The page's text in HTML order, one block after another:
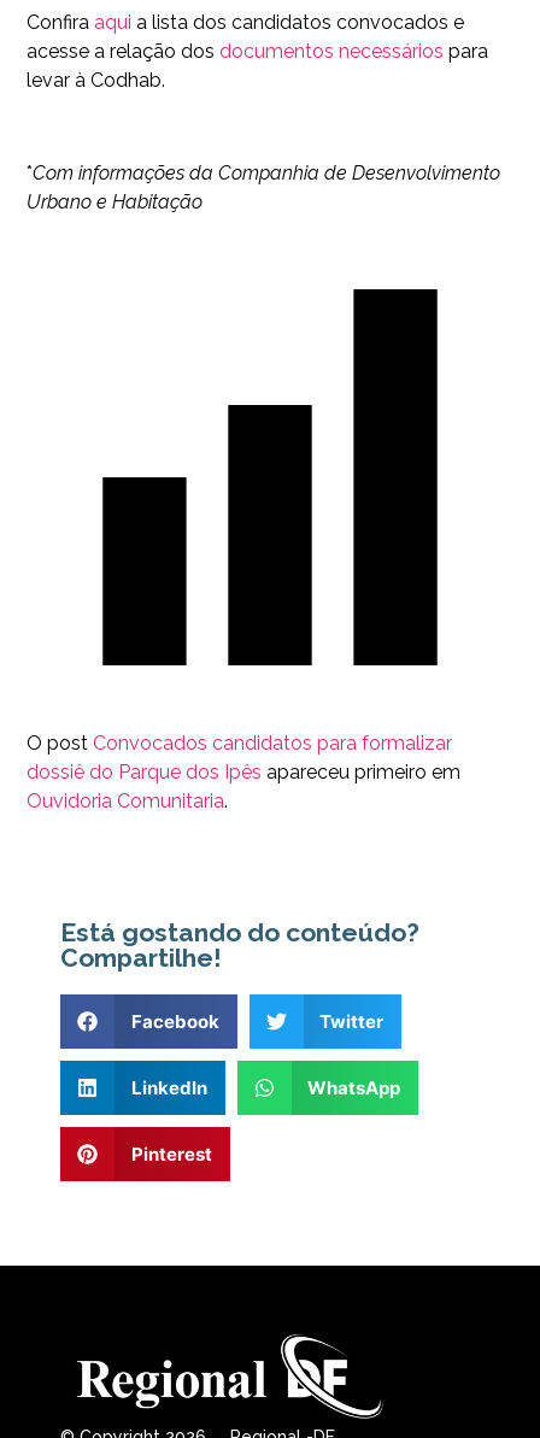
Confira aqui a lista dos candidatos convocados e
acesse a relação dos documentos necessários para
levar à Codhab.
*Com informações da Companhia de Desenvolvimento
Urbano e Habitação
O post Convocados candidatos para formalizar
dossiê do Parque dos Ipês apareceu primeiro em
Ouvidoria Comunitaria.
Está gostando do conteúdo?
Compartilhe!
Facebook Twitter
LinkedIn WhatsApp
Pinterest